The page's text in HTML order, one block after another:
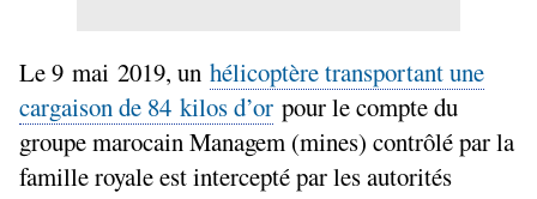
Le 9 mai 2019, un hélicoptère transportant une
cargaison de 84 kilos d’or pour le compte du
groupe marocain Managem (mines) contrôlé par la
famille royale est intercepté par les autorités